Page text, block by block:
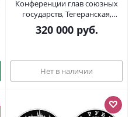
Конференции глав союзных
государств, Тегеранская,
Крымская, Потсдамская.
Сталин, Рузвельт, Черчиль
320 000руб.
Нет в наличии